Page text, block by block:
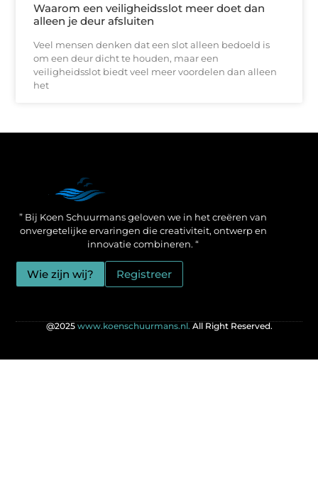
Waarom een veiligheidsslot meer doet dan
alleen je deur afsluiten
Veel mensen denken dat een slot alleen bedoeld is
om een deur dicht te houden, maar een
veiligheidsslot biedt veel meer voordelen dan alleen
het
” Bij Koen Schuurmans geloven we in het creëren van
onvergetelijke ervaringen die creativiteit, ontwerp en
innovatie combineren. “
Wie zijn wij? Registreer
@2025 www.koenschuurmans.nl. All Right Reserved.